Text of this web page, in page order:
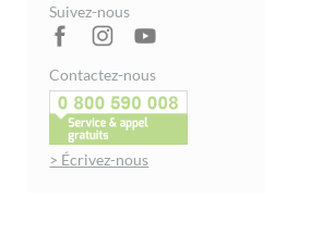
Suivez-nous
Contactez-nous
> Écrivez-nous